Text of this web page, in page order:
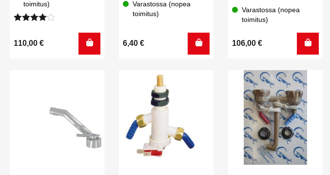
toimitus)
4.00/ 5
110,00 €
Varastossa (nopea
toimitus)
6,40 €
sovitesarja
Varastossa (nopea
toimitus)
106,00 €